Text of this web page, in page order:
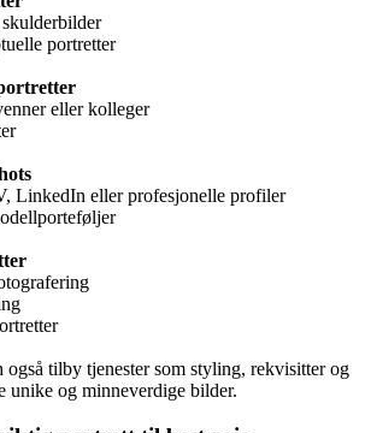
portretter
eller kolleger
LinkedIn eller profesjonelle profiler
også tilby tjenester som styling, rekvisitter og
unike og minneverdige bilder.